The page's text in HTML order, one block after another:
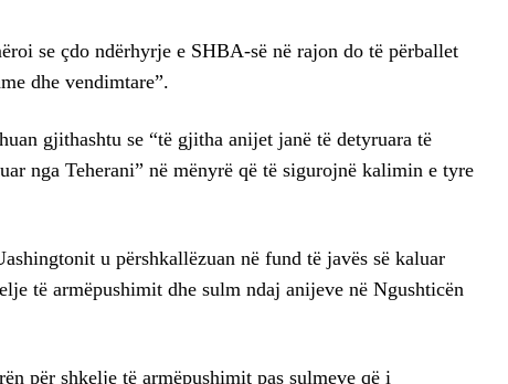
se çdo ndërhyrje e SHBA-së në rajon do të përballet
dhe vendimtare”.
gjithashtu se “të gjitha anijet janë të detyruara të
nga Teherani” në mënyrë që të sigurojnë kalimin e tyre
u përshkallëzuan në fund të javës së kaluar
të armëpushimit dhe sulm ndaj anijeve në Ngushticën
për shkelje të armëpushimit pas sulmeve që i